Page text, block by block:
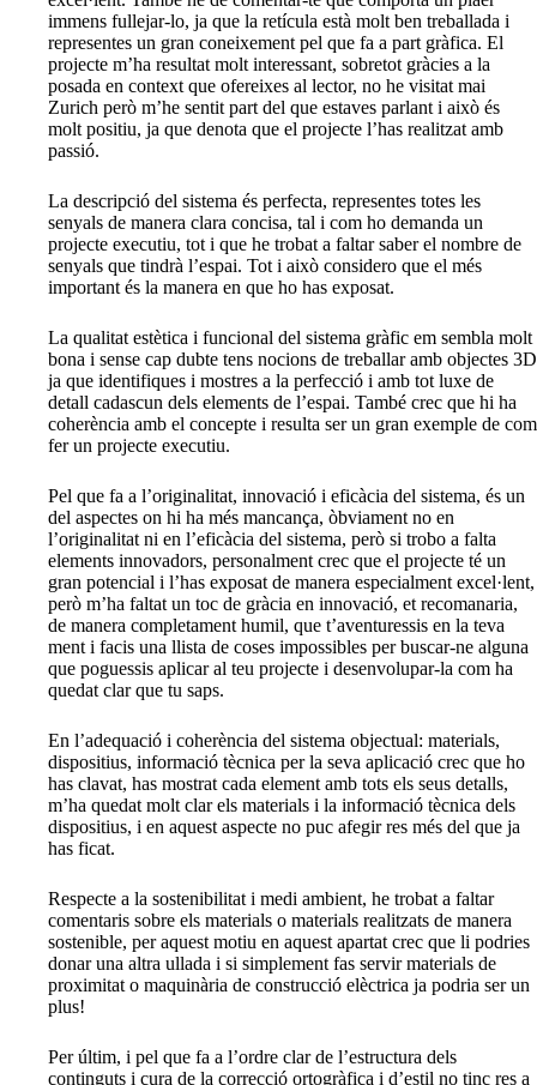
immens fullejar-lo, ja que la retícula està molt ben treballada i
representes un gran coneixement pel que fa a part gràfica. El
projecte m’ha resultat molt interessant, sobretot gràcies a la
posada en context que ofereixes al lector, no he visitat mai
Zurich però m’he sentit part del que estaves parlant i això és
molt positiu, ja que denota que el projecte l’has realitzat amb
passió.
La descripció del sistema és perfecta, representes totes les
senyals de manera clara concisa, tal i com ho demanda un
projecte executiu, tot i que he trobat a faltar saber el nombre de
senyals que tindrà l’espai. Tot i això considero que el més
important és la manera en que ho has exposat.
La qualitat estètica i funcional del sistema gràfic em sembla molt
bona i sense cap dubte tens nocions de treballar amb objectes 3D
ja que identifiques i mostres a la perfecció i amb tot luxe de
detall cadascun dels elements de l’espai. També crec que hi ha
coherència amb el concepte i resulta ser un gran exemple de com
fer un projecte executiu.
Pel que fa a l’originalitat, innovació i eficàcia del sistema, és un
del aspectes on hi ha més mancança, òbviament no en
l’originalitat ni en l’eficàcia del sistema, però si trobo a falta
elements innovadors, personalment crec que el projecte té un
gran potencial i l’has exposat de manera especialment excel·lent,
però m’ha faltat un toc de gràcia en innovació, et recomanaria,
de manera completament humil, que t’aventuressis en la teva
ment i facis una llista de coses impossibles per buscar-ne alguna
que poguessis aplicar al teu projecte i desenvolupar-la com ha
quedat clar que tu saps.
En l’adequació i coherència del sistema objectual: materials,
dispositius, informació tècnica per la seva aplicació crec que ho
has clavat, has mostrat cada element amb tots els seus detalls,
m’ha quedat molt clar els materials i la informació tècnica dels
dispositius, i en aquest aspecte no puc afegir res més del que ja
has ficat.
Respecte a la sostenibilitat i medi ambient, he trobat a faltar
comentaris sobre els materials o materials realitzats de manera
sostenible, per aquest motiu en aquest apartat crec que li podries
donar una altra ullada i si simplement fas servir materials de
proximitat o maquinària de construcció elèctrica ja podria ser un
plus!
Per últim, i pel que fa a l’ordre clar de l’estructura dels
continguts i cura de la correcció ortogràfica i d’estil no tinc res a